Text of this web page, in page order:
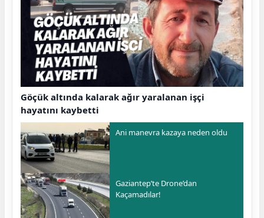
Göçük altında kalarak ağır yaralanan işçi
hayatını kaybetti
Ani manevra kazaya neden oldu
Gaziantep’te Drone’dan
Kaçamadılar!